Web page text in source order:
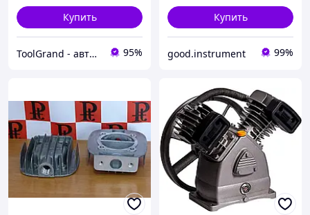
Купить
ToolGrand - автосервисное оборудование и инструмент 95%
Купить
good.instrument 99%